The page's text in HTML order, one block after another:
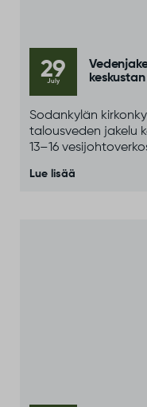
29
July
Sodankylän
talousveden jakelu
13–16
Lue lisää